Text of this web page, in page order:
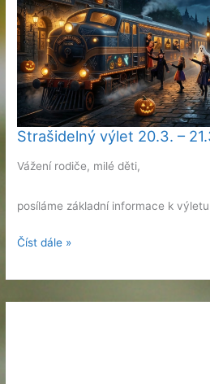
Strašidelný výlet 20.3. –
Vážení rodiče, milé děti,
posíláme základní informace k
Strašidelný
20.3.
–
Číst dále »